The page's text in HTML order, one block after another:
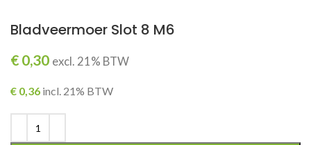
Bladveermoer Slot 8 M6
€ 0,30 excl. 21% BTW
€ 0,36 incl. 21% BTW